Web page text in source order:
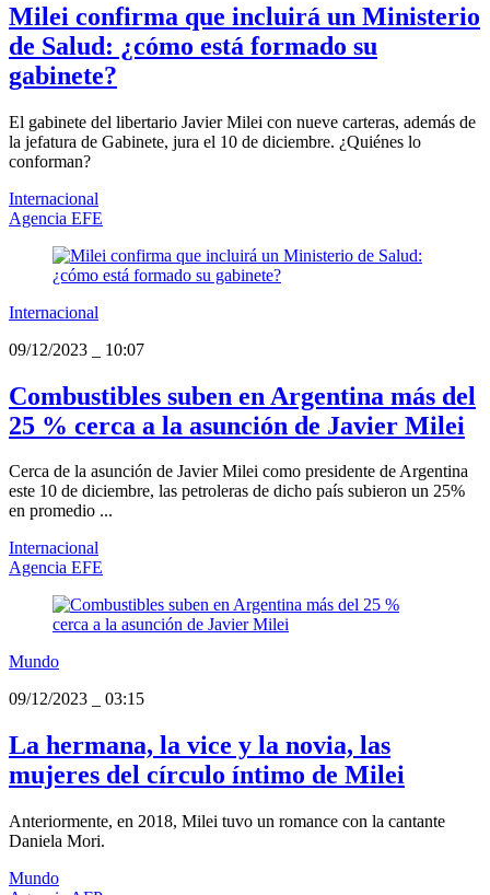
Milei confirma que incluirá un Ministerio
de Salud: ¿cómo está formado su
gabinete?
El gabinete del libertario Javier Milei con nueve carteras, además de
la jefatura de Gabinete, jura el 10 de diciembre. ¿Quiénes lo
conforman?
Internacional
Agencia EFE
Internacional
09/12/2023
10:07
Combustibles suben en Argentina más del
25 % cerca a la asunción de Javier Milei
Cerca de la asunción de Javier Milei como presidente de Argentina
este 10 de diciembre, las petroleras de dicho país subieron un 25%
en promedio ...
Internacional
Agencia EFE
Mundo
09/12/2023
03:15
La hermana, la vice y la novia, las
mujeres del círculo íntimo de Milei
Anteriormente, en 2018, Milei tuvo un romance con la cantante
Daniela Mori.
Mundo